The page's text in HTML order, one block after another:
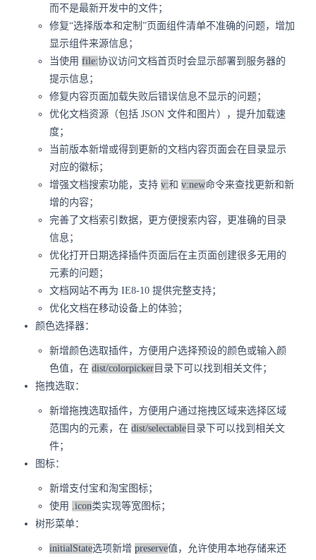
而不是最新开发中的文件；
修复“选择版本和定制”页面组件清单不准确的问题，增加
显示组件来源信息；
当使用 file:协议访问文档首页时会显示部署到服务器的
提示信息；
修复内容页面加载失败后错误信息不显示的问题；
优化文档资源（包括 JSON 文件和图片），提升加载速
度；
当前版本新增或得到更新的文档内容页面会在目录显示
对应的徽标；
增强文档搜索功能，支持 v:和 v:new命令来查找更新和新
增的内容；
完善了文档索引数据，更方便搜索内容，更准确的目录
信息；
优化打开日期选择插件页面后在主页面创建很多无用的
元素的问题；
文档网站不再为 IE8-10 提供完整支持；
优化文档在移动设备上的体验；
颜色选择器：
新增颜色选取插件，方便用户选择预设的颜色或输入颜
色值，在 dist/colorpicker 目录下可以找到相关文件；
拖拽选取：
新增拖拽选取插件，方便用户通过拖拽区域来选择区域
范围内的元素，在 dist/selectable 目录下可以找到相关文
件；
图标：
新增支付宝和淘宝图标；
使用 .icon类实现等宽图标；
树形菜单：
initialState选项新增 preserve值，允许使用本地存储来还